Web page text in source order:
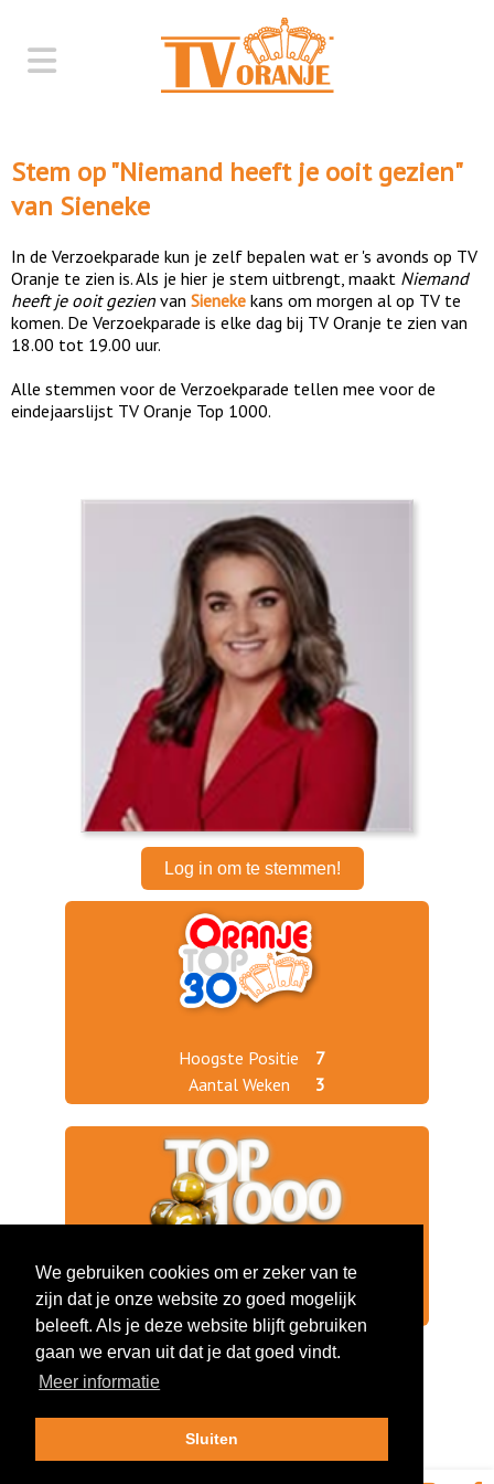
Stem op "Niemand heeft je ooit gezien"
van Sieneke
In de Verzoekparade kun je zelf bepalen wat er 's avonds op TV
Oranje te zien is. Als je hier je stem uitbrengt, maakt Niemand
heeft je ooit gezien van Sieneke kans om morgen al op TV te
komen. De Verzoekparade is elke dag bij TV Oranje te zien van
18.00 tot 19.00 uur.
Alle stemmen voor de Verzoekparade tellen mee voor de
eindejaarslijst TV Oranje Top 1000.
Log in om te stemmen!
Hoogste Positie
7
Aantal Weken
3
Jaargang 2015 789
Jaargang 2014
746
We gebruiken cookies om er zeker van te
zijn dat je onze website zo goed mogelijk
beleeft. Als je deze website blijft gebruiken
gaan we ervan uit dat je dat goed vindt.
Meer informatie
Sluiten